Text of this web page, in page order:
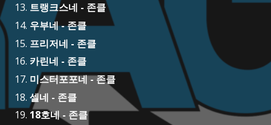
트랭크스네 - 존클
우부네 - 존클
프리저네 - 존클
카린네 - 존클
미스터포포네 - 존클
셀네 - 존클
18호네 - 존클